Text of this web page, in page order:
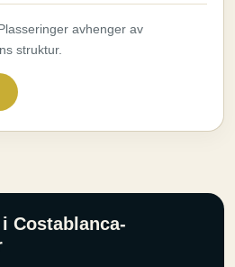
avhenger av
struktur.
Costablanca-